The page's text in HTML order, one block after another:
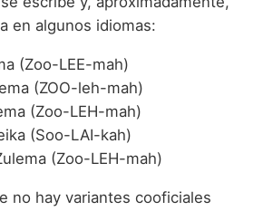
en algunos idiomas:
(Zoo-LEE-mah)
(ZOO-leh-mah)
(Zoo-LEH-mah)
(Soo-LAI-kah)
(Zoo-LEH-mah)
no hay variantes cooficiales